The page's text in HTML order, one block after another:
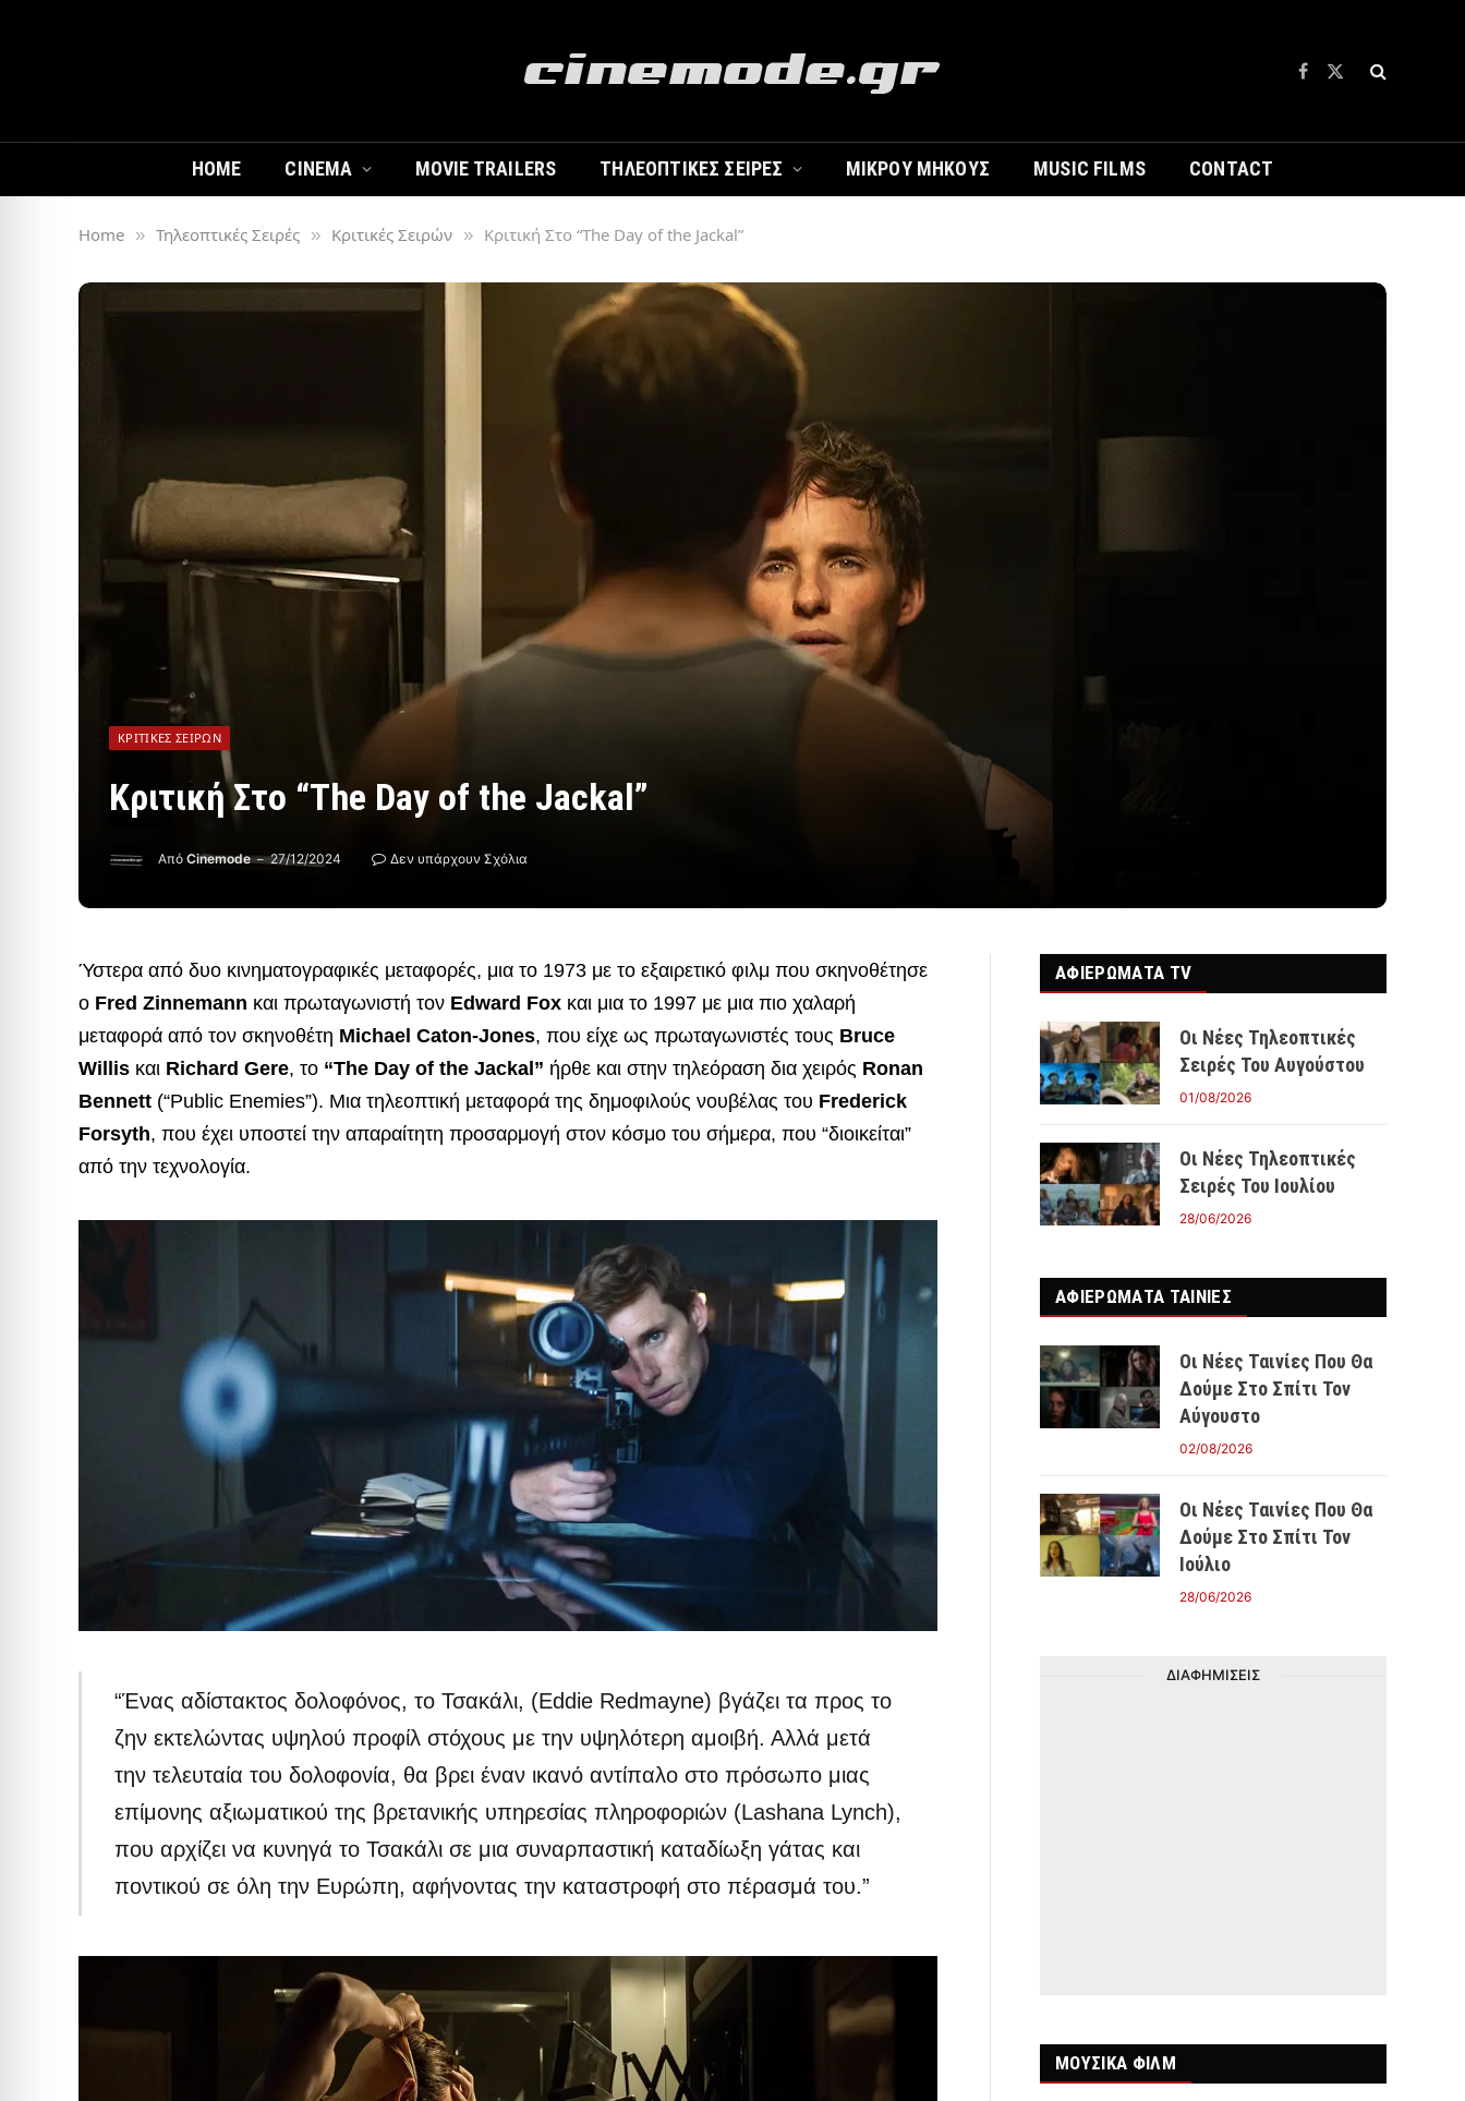
Facebook
X
HOME CINEMA MOVIE TRAILERS ΤΗΛΕΟΠΤΙΚΈΣ ΣΕΙΡΈΣ ΜΙΚΡΟΎ ΜΉΚΟΥΣ MUSIC FILMS CONTACT
Home » Τηλεοπτικές Σειρές » Κριτικές Σειρών » Κριτική Στο “The Day of the Jackal”
ΚΡΙΤΙΚΈΣ ΣΕΙΡΏΝ
Κριτική Στο “The Day of the Jackal”
Από Cinemode 27/12/2024 Δεν υπάρχουν Σχόλια
Ύστερα από δυο κινηματογραφικές μεταφορές, μια το 1973 με το εξαιρετικό φιλμ που σκηνοθέτησε
ο Fred Zinnemann και πρωταγωνιστή τον Edward Fox και μια το 1997 με μια πιο χαλαρή
μεταφορά από τον σκηνοθέτη Michael Caton-Jones, που είχε ως πρωταγωνιστές τους Bruce
Willis και Richard Gere, το “The Day of the Jackal” ήρθε και στην τηλεόραση δια χειρός Ronan
Bennett (“Public Enemies”). Μια τηλεοπτική μεταφορά της δημοφιλούς νουβέλας του Frederick
Forsyth, που έχει υποστεί την απαραίτητη προσαρμογή στον κόσμο του σήμερα, που “διοικείται”
από την τεχνολογία.
“Ένας αδίστακτος δολοφόνος, το Τσακάλι, (Eddie Redmayne) βγάζει τα προς το
ζην εκτελώντας υψηλού προφίλ στόχους με την υψηλότερη αμοιβή. Αλλά μετά
την τελευταία του δολοφονία, θα βρει έναν ικανό αντίπαλο στο πρόσωπο μιας
επίμονης αξιωματικού της βρετανικής υπηρεσίας πληροφοριών (Lashana Lynch),
που αρχίζει να κυνηγά το Τσακάλι σε μια συναρπαστική καταδίωξη γάτας και
ποντικού σε όλη την Ευρώπη, αφήνοντας την καταστροφή στο πέρασμά του.”
ΑΦΙΕΡΩΜΑΤΑ TV
Οι Νέες Τηλεοπτικές
Σειρές Του Αυγούστου
01/08/2026
Οι Νέες Τηλεοπτικές
Σειρές Του Ιουλίου
28/06/2026
ΑΦΙΕΡΩΜΑΤΑ ΤΑΙΝΊΕΣ
Οι Νέες Ταινίες Που Θα
Δούμε Στο Σπίτι Τον
Αύγουστο
02/08/2026
Οι Νέες Ταινίες Που Θα
Δούμε Στο Σπίτι Τον
Ιούλιο
28/06/2026
ΔΙΑΦΗΜΙΣΕΙΣ
ΜΟΥΣΙΚΑ ΦΙΛΜ